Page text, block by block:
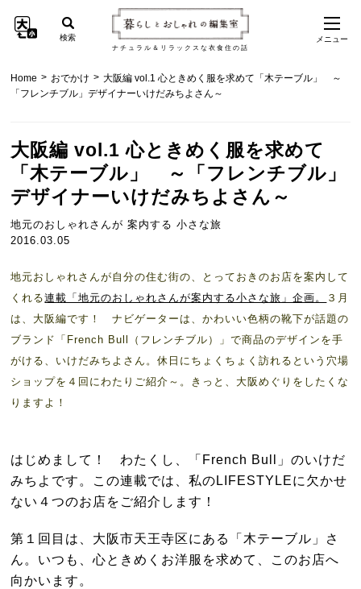
ナチュラル＆リラックスな衣食住の話
検索 メニュー
Home > おでかけ > 大阪編 vol.1 心ときめく服を求めて「木テーブル」 ～
「フレンチブル」デザイナーいけだみちよさん～
大阪編 vol.1 心ときめく服を求めて
「木テーブル」 ～「フレンチブル」
デザイナーいけだみちよさん～
地元のおしゃれさんが 案内する 小さな旅
2016.03.05
地元おしゃれさんが自分の住む街の、とっておきのお店を案内して
くれる連載「地元のおしゃれさんが案内する小さな旅」企画。
３月
は、大阪編です！ ナビゲーターは、かわいい色柄の靴下が話題の
ブランド「French Bull（フレンチブル）」で商品のデザインを手
がける、いけだみちよさん。休日にちょくちょく訪れるという穴場
ショップを４回にわたりご紹介～。きっと、大阪めぐりをしたくな
りますよ！
はじめまして！ わたくし、「French Bull」のいけだ
みちよです。この連載では、私のLIFESTYLEに欠かせ
ない４つのお店をご紹介します！
第１回目は、大阪市天王寺区にある「木テーブル」さ
ん。いつも、心ときめくお洋服を求めて、このお店へ
向かいます。